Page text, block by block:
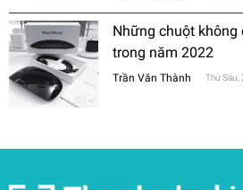
Những chuột không
trong năm 2022
Trần Văn Thành Thứ